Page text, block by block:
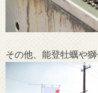
その他、能登牡蠣や